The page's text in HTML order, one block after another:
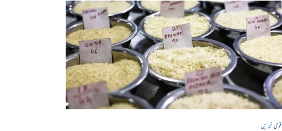
قومی خبریں